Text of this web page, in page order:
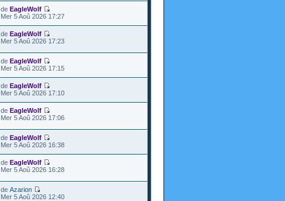
de EagleWolf
Mer 5 Aoû 2026 17:27
de EagleWolf
Mer 5 Aoû 2026 17:23
de EagleWolf
Mer 5 Aoû 2026 17:15
de EagleWolf
Mer 5 Aoû 2026 17:10
de EagleWolf
Mer 5 Aoû 2026 17:06
de EagleWolf
Mer 5 Aoû 2026 16:38
de EagleWolf
Mer 5 Aoû 2026 16:28
de Azarion
Mer 5 Aoû 2026 12:40